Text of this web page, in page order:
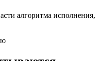
алгоритма исполнения,